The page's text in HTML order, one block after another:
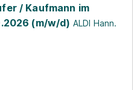
/ Kaufmann im
(m/w/d) ALDI Hann.